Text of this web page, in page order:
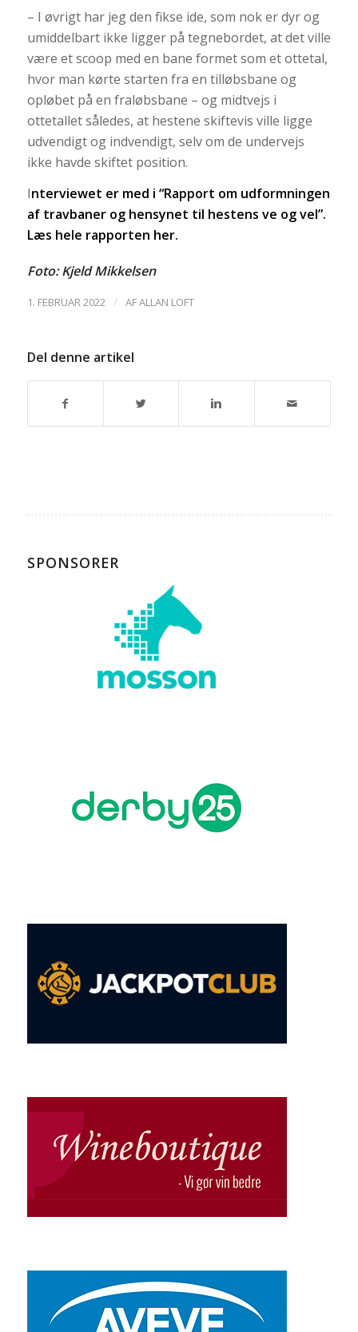
– I øvrigt har jeg den fikse ide, som nok er dyr og
umiddelbart ikke ligger på tegnebordet, at det ville
være et scoop med en bane formet som et ottetal,
hvor man kørte starten fra en tilløbsbane og
opløbet på en fraløbsbane – og midtvejs i
ottetallet således, at hestene skiftevis ville ligge
udvendigt og indvendigt, selv om de undervejs
ikke havde skiftet position.
Interviewet er med i “Rapport om udformningen
af travbaner og hensynet til hestens ve og vel”.
Læs hele rapporten her.
Foto: Kjeld Mikkelsen
1. FEBRUAR 2022 / AFALLAN LOFT
Del denne artikel
SPONSORER